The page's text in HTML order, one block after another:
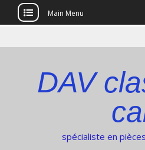
to
Main Menu
DAV
spécialiste en